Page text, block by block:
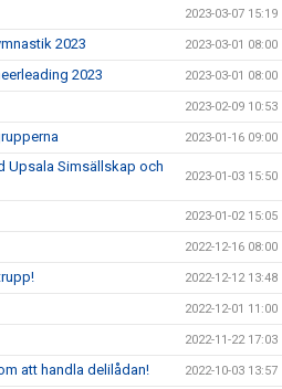
2023-03-07 15:19
2023 2023-03-01 08:00
2023 2023-03-01 08:00
2023-02-09 10:53
2023-01-16 09:00
Upsala Simsällskap och
2023-01-03 15:50
2023-01-02 15:05
2022-12-16 08:00
2022-12-12 13:48
2022-12-01 11:00
2022-11-22 17:03
att handla delilådan! 2022-10-03 13:57